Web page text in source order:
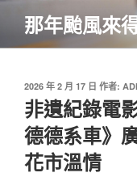
主
那年颱風來
發
佈
於
2026 年 2 月 17 日 作者:
非遺紀錄電
德德系車》
花市溫情